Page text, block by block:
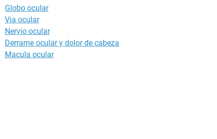
Globo ocular
Via ocular
Nervio ocular
Derrame ocular y dolor de cabeza
Macula ocular